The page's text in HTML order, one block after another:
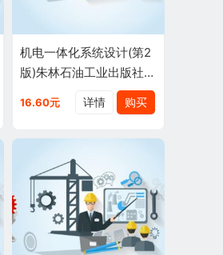
机电一体化系统设计(第2
版)朱林石油工业出版社9
16.60元 购买
详情